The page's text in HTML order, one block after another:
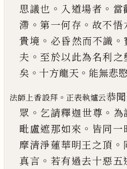
思議也 。 入道場者 。 當
滯 。 第一何存 。 故不悟
貴境 。 必昏然而不識 。
夫 。 至於以此為名利之
矣 。 十方龍天 。 能無悲
法師上香設拜 。 正表執爐云恭
眾 。 乞請釋迦世尊 。 為
毗盧遮那如來 。 皆同一
摩清淨蓮華明王之頂 。
真言 。 若有過去十惡五